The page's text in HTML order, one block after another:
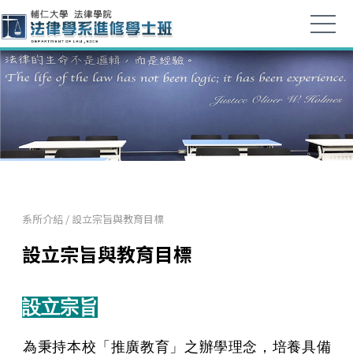
系所介紹 / 設立宗旨與教育目標
設立宗旨與教育目標
設立宗旨
​為秉持本校「推廣教育」之辦學理念，培養具備